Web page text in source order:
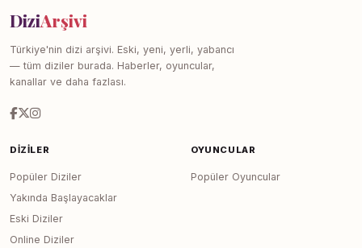
DiziArşivi
Türkiye'nin dizi arşivi. Eski, yeni, yerli, yabancı
— tüm diziler burada. Haberler, oyuncular,
kanallar ve daha fazlası.
DIZILER
Popüler Diziler
Yakında Başlayacaklar
Eski Diziler
Online Diziler
OYUNCULAR
Popüler Oyuncular